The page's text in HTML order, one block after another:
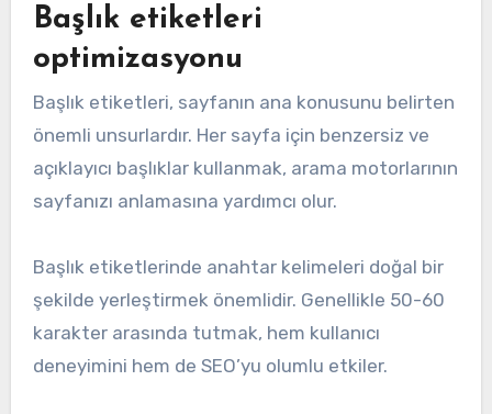
Başlık etiketleri
optimizasyonu
Başlık etiketleri, sayfanın ana konusunu belirten
önemli unsurlardır. Her sayfa için benzersiz ve
açıklayıcı başlıklar kullanmak, arama motorlarının
sayfanızı anlamasına yardımcı olur.
Başlık etiketlerinde anahtar kelimeleri doğal bir
şekilde yerleştirmek önemlidir. Genellikle 50-60
karakter arasında tutmak, hem kullanıcı
deneyimini hem de SEO’yu olumlu etkiler.